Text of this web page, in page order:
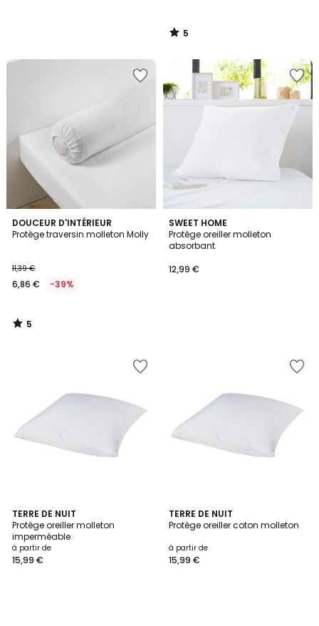
5
/
DOUCEUR D'INTÉRIEUR
Protège traversin molleton Molly
11,39 €
6,86 € -39%
5
/
5
/
SWEET HOME
Protège oreiller molleton
absorbant
12,99 €
TERRE DE NUIT
Protège oreiller molleton
imperméable
à partir de
15,99 €
TERRE DE NUIT
Protège oreiller coton molleton
à partir de
15,99 €